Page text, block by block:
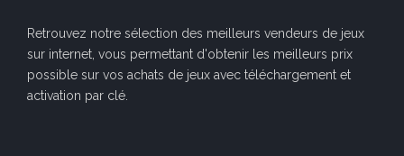
Retrouvez notre sélection des meilleurs vendeurs de jeux
sur internet, vous permettant d'obtenir les meilleurs prix
possible sur vos achats de jeux avec téléchargement et
activation par clé.